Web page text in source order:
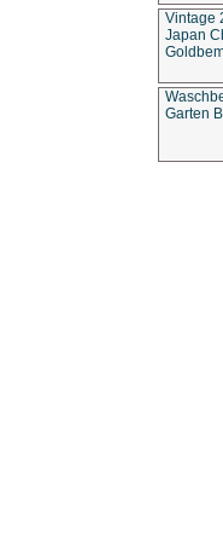
Vintage
Japan
Garten